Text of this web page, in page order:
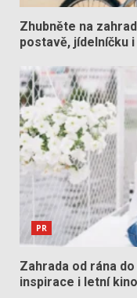
Zhubněte na
postavě, jídelníčku
PR
Zahrada od rána
inspirace i letní